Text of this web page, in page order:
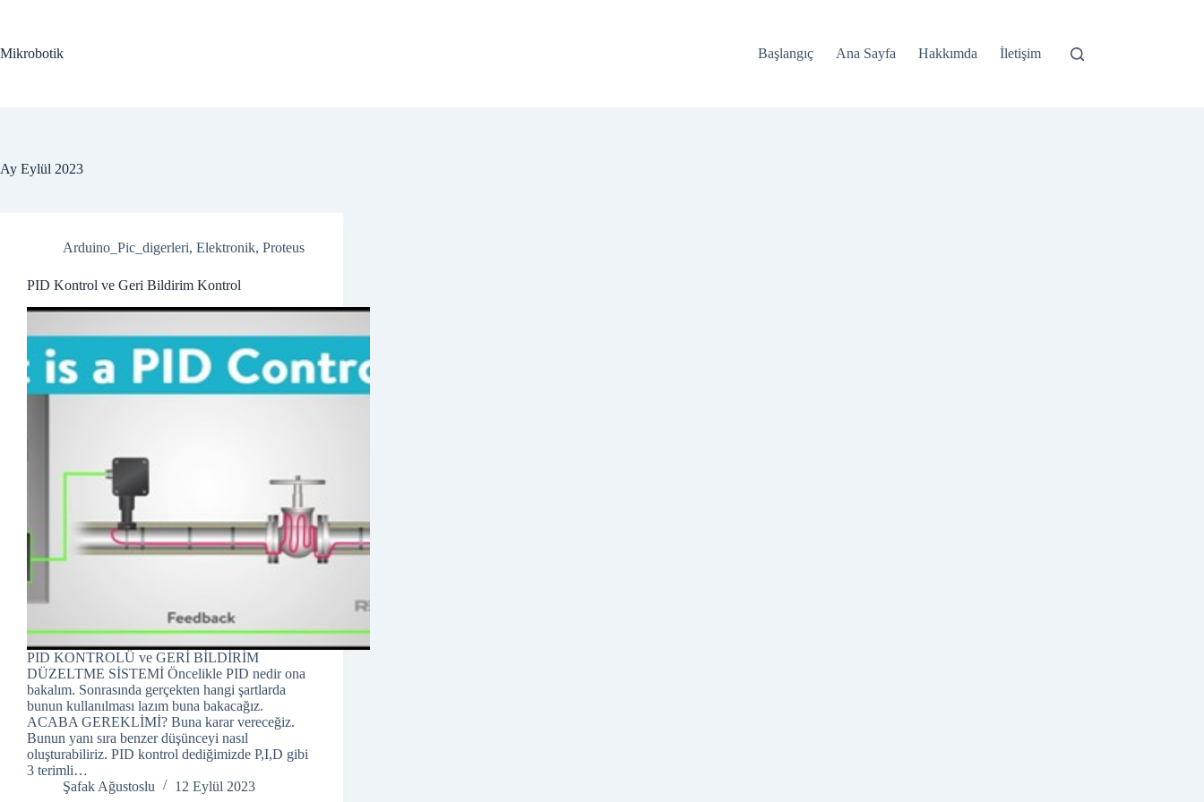
Mikrobotik
Başlangıç Ana Sayfa Hakkımda İletişim
Ay Eylül 2023
Arduino_Pic_digerleri, Elektronik, Proteus
PID Kontrol ve Geri Bildirim Kontrol
PID KONTROLÜ ve GERİ BİLDİRİM
DÜZELTME SİSTEMİ Öncelikle PID nedir ona
bakalım. Sonrasında gerçekten hangi şartlarda
bunun kullanılması lazım buna bakacağız.
ACABA GEREKLİMİ? Buna karar vereceğiz.
Bunun yanı sıra benzer düşünceyi nasıl
oluşturabiliriz. PID kontrol dediğimizde P,I,D gibi
3 terimli…
Şafak Ağustoslu
12 Eylül 2023